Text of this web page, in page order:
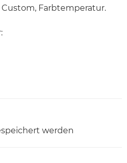
Farbtemperatur.
werden